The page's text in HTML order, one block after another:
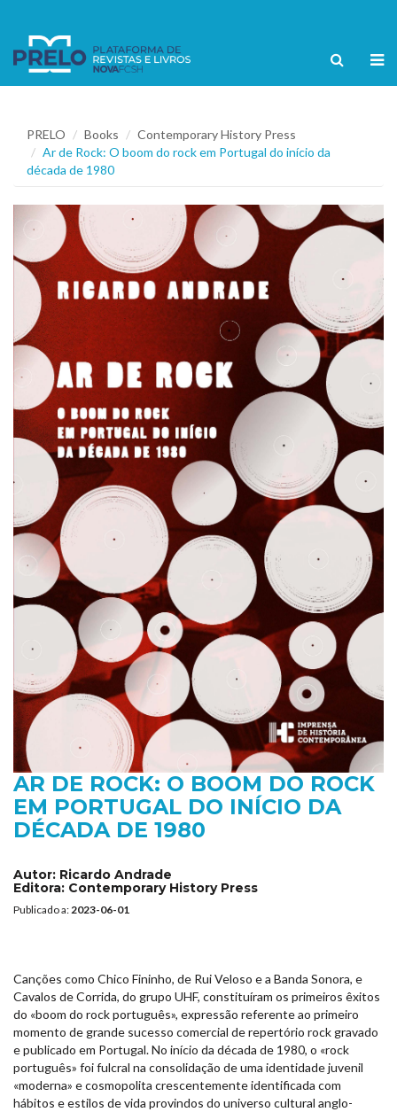
PRELO Books
Contemporary History Press
Ar de Rock: O boom do rock em Portugal do início da
década de 1980
AR DE ROCK: O BOOM DO ROCK
EM PORTUGAL DO INÍCIO DA
DÉCADA DE 1980
Autor: Ricardo Andrade
Editora: Contemporary History Press
Publicado a:2023-06-01
Canções como Chico Fininho, de Rui Veloso e a Banda Sonora, e
Cavalos de Corrida, do grupo UHF, constituíram os primeiros êxitos
do «boom do rock português», expressão referente ao primeiro
momento de grande sucesso comercial de repertório rock gravado
e publicado em Portugal. No início da década de 1980, o «rock
português» foi fulcral na consolidação de uma identidade juvenil
«moderna» e cosmopolita crescentemente identificada com
hábitos e estilos de vida provindos do universo cultural anglo-